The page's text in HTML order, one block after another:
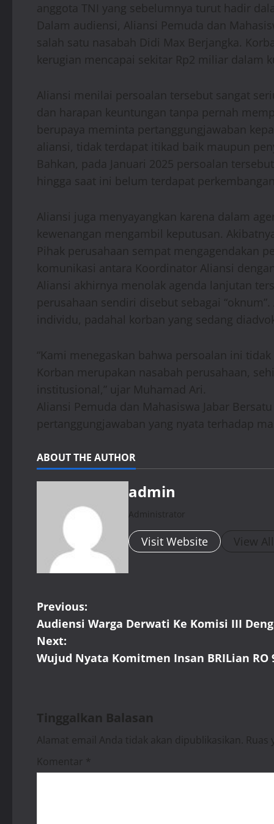
anggota TNI yang sebelumnya turut hadir
Dalam audiensi, Aliansi Pemuda dan
salah satu nasabah Didi Max Berjangka.
kerugian mencapai sekitar Rp2 miliar dalam
Aliansi menilai persoalan tersebut sangat
dan harapan keuntungan tanpa pernah
berupaya meminta pertanggungjawaban
aliansi, tidak terdapat itikad baik maupun
Bahkan, pada Januari 2025 persoalan
hingga saat ini belum terdapat
Aliansi juga menyayangkan karena dalam
kewenangan mengambil keputusan.
Pihak perusahaan sempat mengagendakan
komunikasi antara Koordinator Aliansi
Aliansi akhirnya menolak agenda lanjutan
perusahaan sendiri disebut sebagai
individu, padahal korban yang sedang
“Kami menegaskan bahwa persoalan ini
Korban merupakan nasabah perusahaan,
institusional,” ujar Muhamad Ari.
Aliansi Pemuda dan Mahasiswa Jabar
pertanggungjawaban yang nyata terhadap
ABOUT THE AUTHOR
admin
Administrator
Visit Website View
P
o
s
n
a
v
Previous:
Audiensi Warga Derwati Ke Komisi III
Next:
Wujud Nyata Komitmen Insan BRILian
Tinggalkan Balasan
Alamat email Anda tidak akan dipublikasikan. Ruas
Komentar *